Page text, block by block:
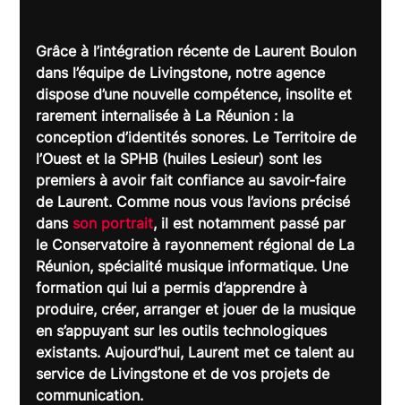
Grâce à l’intégration récente de Laurent Boulon
dans l’équipe de Livingstone, notre agence
dispose d’une nouvelle compétence, insolite et
rarement internalisée à La Réunion : la
conception d’identités sonores. Le Territoire de
l’Ouest et la SPHB (huiles Lesieur) sont les
premiers à avoir fait confiance au savoir-faire
de Laurent. Comme nous vous l’avions précisé
dans son portrait, il est notamment passé par
le Conservatoire à rayonnement régional de La
Réunion, spécialité musique informatique. Une
formation qui lui a permis d’apprendre à
produire, créer, arranger et jouer de la musique
en s’appuyant sur les outils technologiques
existants. Aujourd’hui, Laurent met ce talent au
service de Livingstone et de vos projets de
communication.